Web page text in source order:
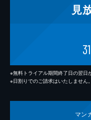
見
31
※無料トライアル期間終了日の翌日
※日割りでのご請求はいたしません。
マン